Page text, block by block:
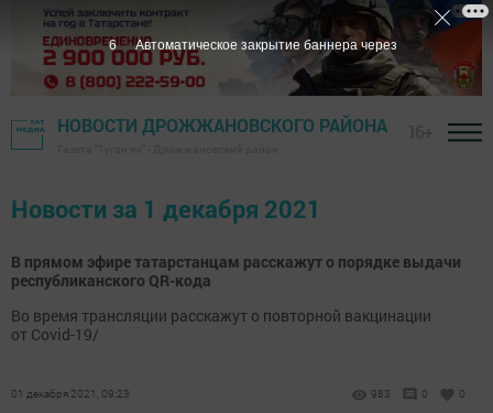
НОВОСТИ ДРОЖЖАНОВСКОГО РАЙОНА
Новости за 1 декабря 2021
В прямом эфире татарстанцам расскажут о порядке выдачи
республиканского QR-кода
Во время трансляции расскажут о повторной вакцинации
от Covid-19/
01 декабря 2021, 09:23 983 0 0
6 Автоматическое закрытие баннера через